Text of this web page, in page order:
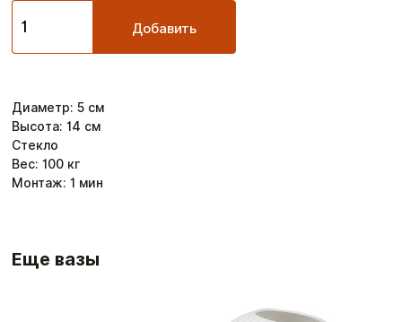
Добавить
Диаметр: 5 см
Высота: 14 см
Стекло
Вес: 100 кг
Монтаж: 1 мин
Еще вазы